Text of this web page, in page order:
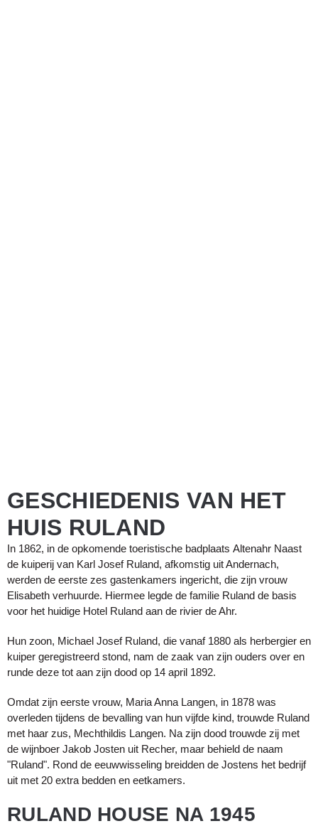
GESCHIEDENIS VAN HET
HUIS RULAND
In 1862, in de opkomende toeristische badplaats Altenahr Naast
de kuiperij van Karl Josef Ruland, afkomstig uit Andernach,
werden de eerste zes gastenkamers ingericht, die zijn vrouw
Elisabeth verhuurde. Hiermee legde de familie Ruland de basis
voor het huidige Hotel Ruland aan de rivier de Ahr.
Hun zoon, Michael Josef Ruland, die vanaf 1880 als herbergier en
kuiper geregistreerd stond, nam de zaak van zijn ouders over en
runde deze tot aan zijn dood op 14 april 1892.
Omdat zijn eerste vrouw, Maria Anna Langen, in 1878 was
overleden tijdens de bevalling van hun vijfde kind, trouwde Ruland
met haar zus, Mechthildis Langen. Na zijn dood trouwde zij met
de wijnboer Jakob Josten uit Recher, maar behield de naam
"Ruland". Rond de eeuwwisseling breidden de Jostens het bedrijf
uit met 20 extra bedden en eetkamers.
RULAND HOUSE NA 1945